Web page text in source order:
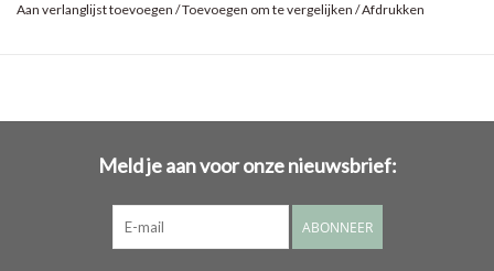
katoen. Niet alleen superzacht voor je kind, maar het voldoet ook
Aan verlanglijst toevoegen /Toevoegen om te vergelijken /Afdrukken
Meld je aan voor onze nieuwsbrief:
ABONNEER